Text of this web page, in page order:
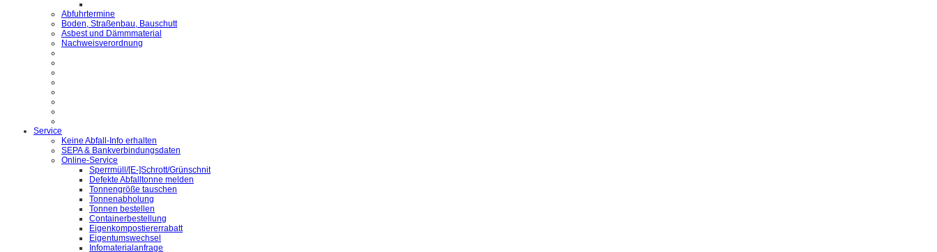
Abfuhrtermine
Boden, Straßenbau, Bauschutt
Asbest und Dämmmaterial
Nachweisverordnung
Service
Keine Abfall-Info erhalten
SEPA & Bankverbindungsdaten
Online-Service
Sperrmüll/[E-]Schrott/Grünschnit
Defekte Abfalltonne melden
Tonnengröße tauschen
Tonnenabholung
Tonnen bestellen
Containerbestellung
Eigenkompostiererrabatt
Eigentumswechsel
Infomaterialanfrage